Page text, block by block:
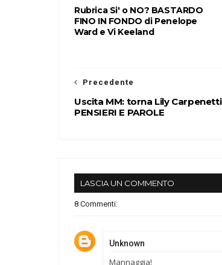
Rubrica Si' o NO? BASTARDO
FINO IN FONDO di Penelope
Ward e Vi Keeland
Precedente
Uscita MM: torna Lily
PENSIERI E PAROLE
LASCIA UN COMMENTO
8 Commenti:
Unknown
Mannaggia!